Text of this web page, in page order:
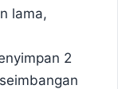
lama,
2